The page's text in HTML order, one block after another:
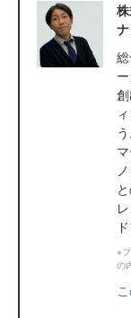
う
※
の